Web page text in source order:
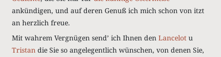
ankündigen, und auf deren Genuß ich mich schon von itzt
an herzlich freue.
Mit wahrem Vergnügen sendʼ ich Ihnen den Lancelot u
Tristan die Sie so angelegentlich wünschen, von denen Sie,